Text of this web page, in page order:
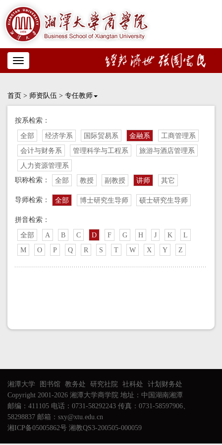
Toggle
navigation
首页 > 师资队伍 > 专任教师
按系检索：
全部 经济学系 国际贸易系 金融系
工商管理系
会计与财务系
管理科学与工程系
旅游与酒店管理系
人力资源管理系
职称检索：
全部 教授 副教授 讲师 其它
导师检索： 全部 博士研究生导师 硕士研究生导师
拼音检索：
全部 A B C D F G H J K
L
M
O P Q R S T W X Y Z
湘潭大学 图书馆 教务处 研究社院 社科处
计划财务处
Copyright 2001-2026 湘潭大学商学院 地址：中国湖南湘潭
邮编：411105 电话：0731-58292243 传真：0731-58597906、
58298837 邮箱：sxy@xtu.edu.cn
湘ICP备05005862号 湘教QS3-200505-000059